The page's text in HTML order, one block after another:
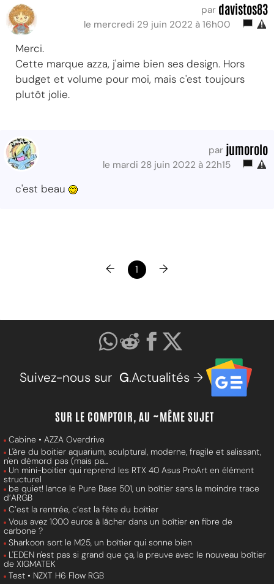
par davistos83
le mercredi 29 juin 2022 à 16h00
Merci.
Cette marque azza, j'aime bien ses design. Hors
budget et volume pour moi, mais c'est toujours
plutôt jolie.
par jumorolo
le mardi 28 juin 2022 à 22h15
c'est beau
← 1 →
Suivez-nous sur G.Actualités →
SUR LE COMPTOIR, AU ~MÊME SUJET
Cabine • AZZA Overdrive
L'ère du boitier aquarium, sculptural, moderne, fragile et salissant,
n'en démord pas (mais pa...
Un mini-boitier qui reprend les RTX 40 Asus ProArt en élément
structurel
be quiet! lance le Pure Base 501, un boîtier sans la moindre trace
d’ARGB
C’est la rentrée, c’est la fête du boîtier
Vous avez 1000 euros à lâcher dans un boîtier en fibre de
carbone ?
Sharkoon sort le M25, un boîtier qui sonne bien
L'EDEN n'est pas si grand que ça, la preuve avec le nouveau boîtier
de XIGMATEK
Test • NZXT H6 Flow RGB